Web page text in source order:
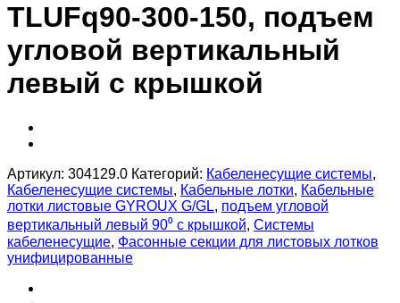
TLUFq90-300-150, подъем
угловой вертикальный
левый с крышкой
Артикул: 304129.0 Категорий: Кабеленесущие системы,
Кабеленесущие системы, Кабельные лотки, Кабельные
лотки листовые GYROUX G/GL, подъем угловой
вертикальный левый 90⁰ с крышкой, Системы
кабеленесущие, Фасонные секции для листовых лотков
унифицированные